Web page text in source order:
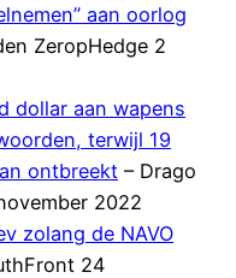
aan oorlog
ZeropHedge 2
dollar aan wapens
terwijl 19
ontbreekt – Drago
2022
zolang de NAVO
24